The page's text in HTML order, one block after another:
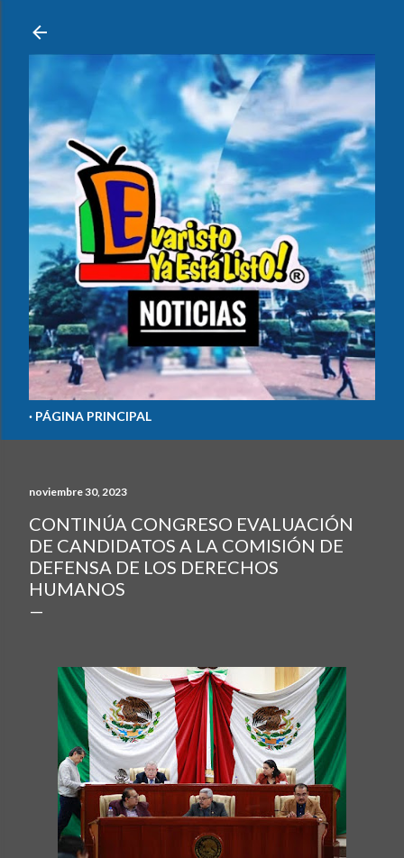
PÁGINA PRINCIPAL
noviembre 30, 2023
CONTINÚA CONGRESO EVALUACIÓN
DE CANDIDATOS A LA COMISIÓN DE
DEFENSA DE LOS DERECHOS
HUMANOS